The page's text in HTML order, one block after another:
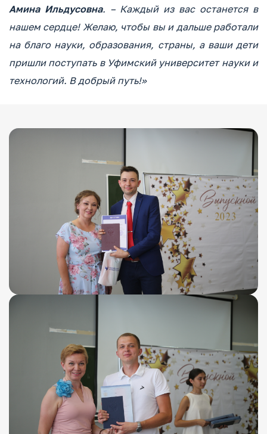
Амина Ильдусовна. – Каждый из вас останется в
нашем сердце! Желаю, чтобы вы и дальше работали
на благо науки, образования, страны, а ваши дети
пришли поступать в Уфимский университет науки и
технологий. В добрый путь!»